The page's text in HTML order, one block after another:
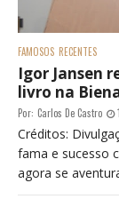
FAMOSOS RECENTES
Igor Jansen
livro na
Por: Carlos De Castro
Créditos:
fama e sucesso
agora se